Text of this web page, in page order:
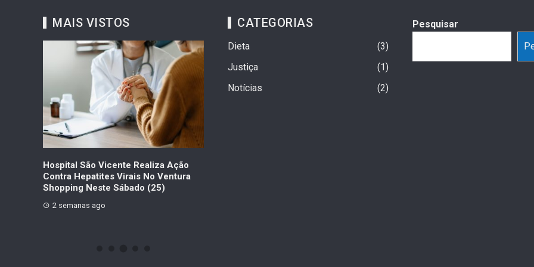
MAIS VISTOS
Hospital São Vicente Realiza Ação
Contra Hepatites Virais No Ventura
Shopping Neste Sábado (25)
2 semanas ago
CATEGORIAS
Dieta
3
Justiça
1
Notícias
2
Pesquisar